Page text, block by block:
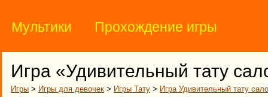
Мультики Прохождение игры
Игра «Удивительный тату
Игры > Игры для девочек > Игры Тату > Игра Удивительный тату